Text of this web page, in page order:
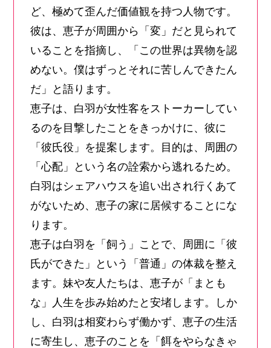
ど、極めて歪んだ価値観を持つ人物です。
彼は、恵子が周囲から「変」だと見られて
いることを指摘し、「この世界は異物を認
めない。僕はずっとそれに苦しんできたん
だ」と語ります。
恵子は、白羽が女性客をストーカーしてい
るのを目撃したことをきっかけに、彼に
「彼氏役」を提案します。目的は、周囲の
「心配」という名の詮索から逃れるため。
白羽はシェアハウスを追い出され行くあて
がないため、恵子の家に居候することにな
ります。
恵子は白羽を「飼う」ことで、周囲に「彼
氏ができた」という「普通」の体裁を整え
ます。妹や友人たちは、恵子が「まとも
な」人生を歩み始めたと安堵します。しか
し、白羽は相変わらず働かず、恵子の生活
に寄生し、恵子のことを「餌をやらなきゃ